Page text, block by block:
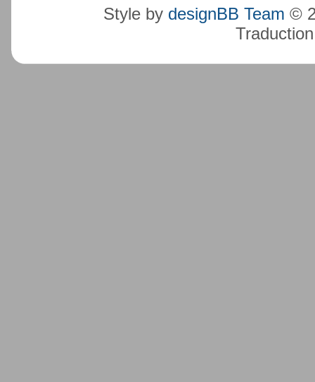
Style by designBB Team ©